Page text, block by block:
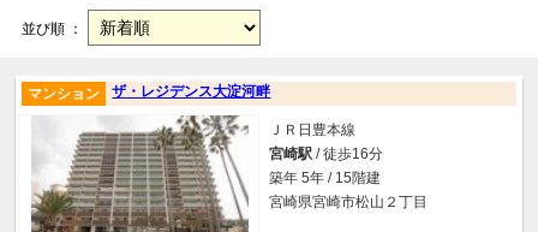
並び順 ：
ザ・レジデンス大淀河畔
マンション
ＪＲ日豊本線
宮崎駅 / 徒歩16分
築年 5年 / 15階建
宮崎県宮崎市松山２丁目